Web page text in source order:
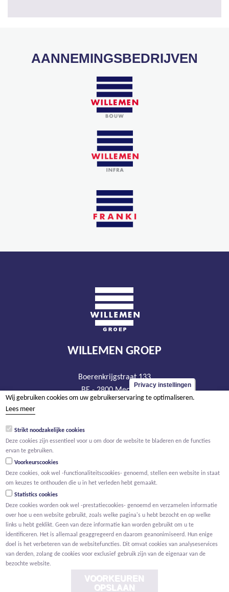
AANNEMINGSBEDRIJVEN
WILLEMEN GROEP
Boerenkrijgstraat 133
BE - 2800 Mechelen
tel +32 15 569 965
BTW BE 0466.256.432
Privacy instellingen
Wij gebruiken cookies om uw gebruikerservaring te optimaliseren.
Lees meer
Strikt noodzakelijke cookies
Deze cookies zijn essentieel voor u om door de website te bladeren en de functies
ervan te gebruiken.
Voorkeurscookies
Deze cookies, ook wel -functionaliteitscookies- genoemd, stellen een website in staat
om keuzes te onthouden die u in het verleden hebt gemaakt.
Statistics cookies
Deze cookies worden ook wel -prestatiecookies- genoemd en verzamelen informatie
over hoe u een website gebruikt, zoals welke pagina's u hebt bezocht en op welke
links u hebt geklikt. Geen van deze informatie kan worden gebruikt om u te
identificeren. Het is allemaal geaggregeerd en daarom geanonimiseerd. Hun enige
doel is het verbeteren van de websitefuncties. Dit omvat cookies van analyseservices
van derden, zolang de cookies voor exclusief gebruik zijn van de eigenaar van de
bezochte website.
VOORKEUREN
OPSLAAN